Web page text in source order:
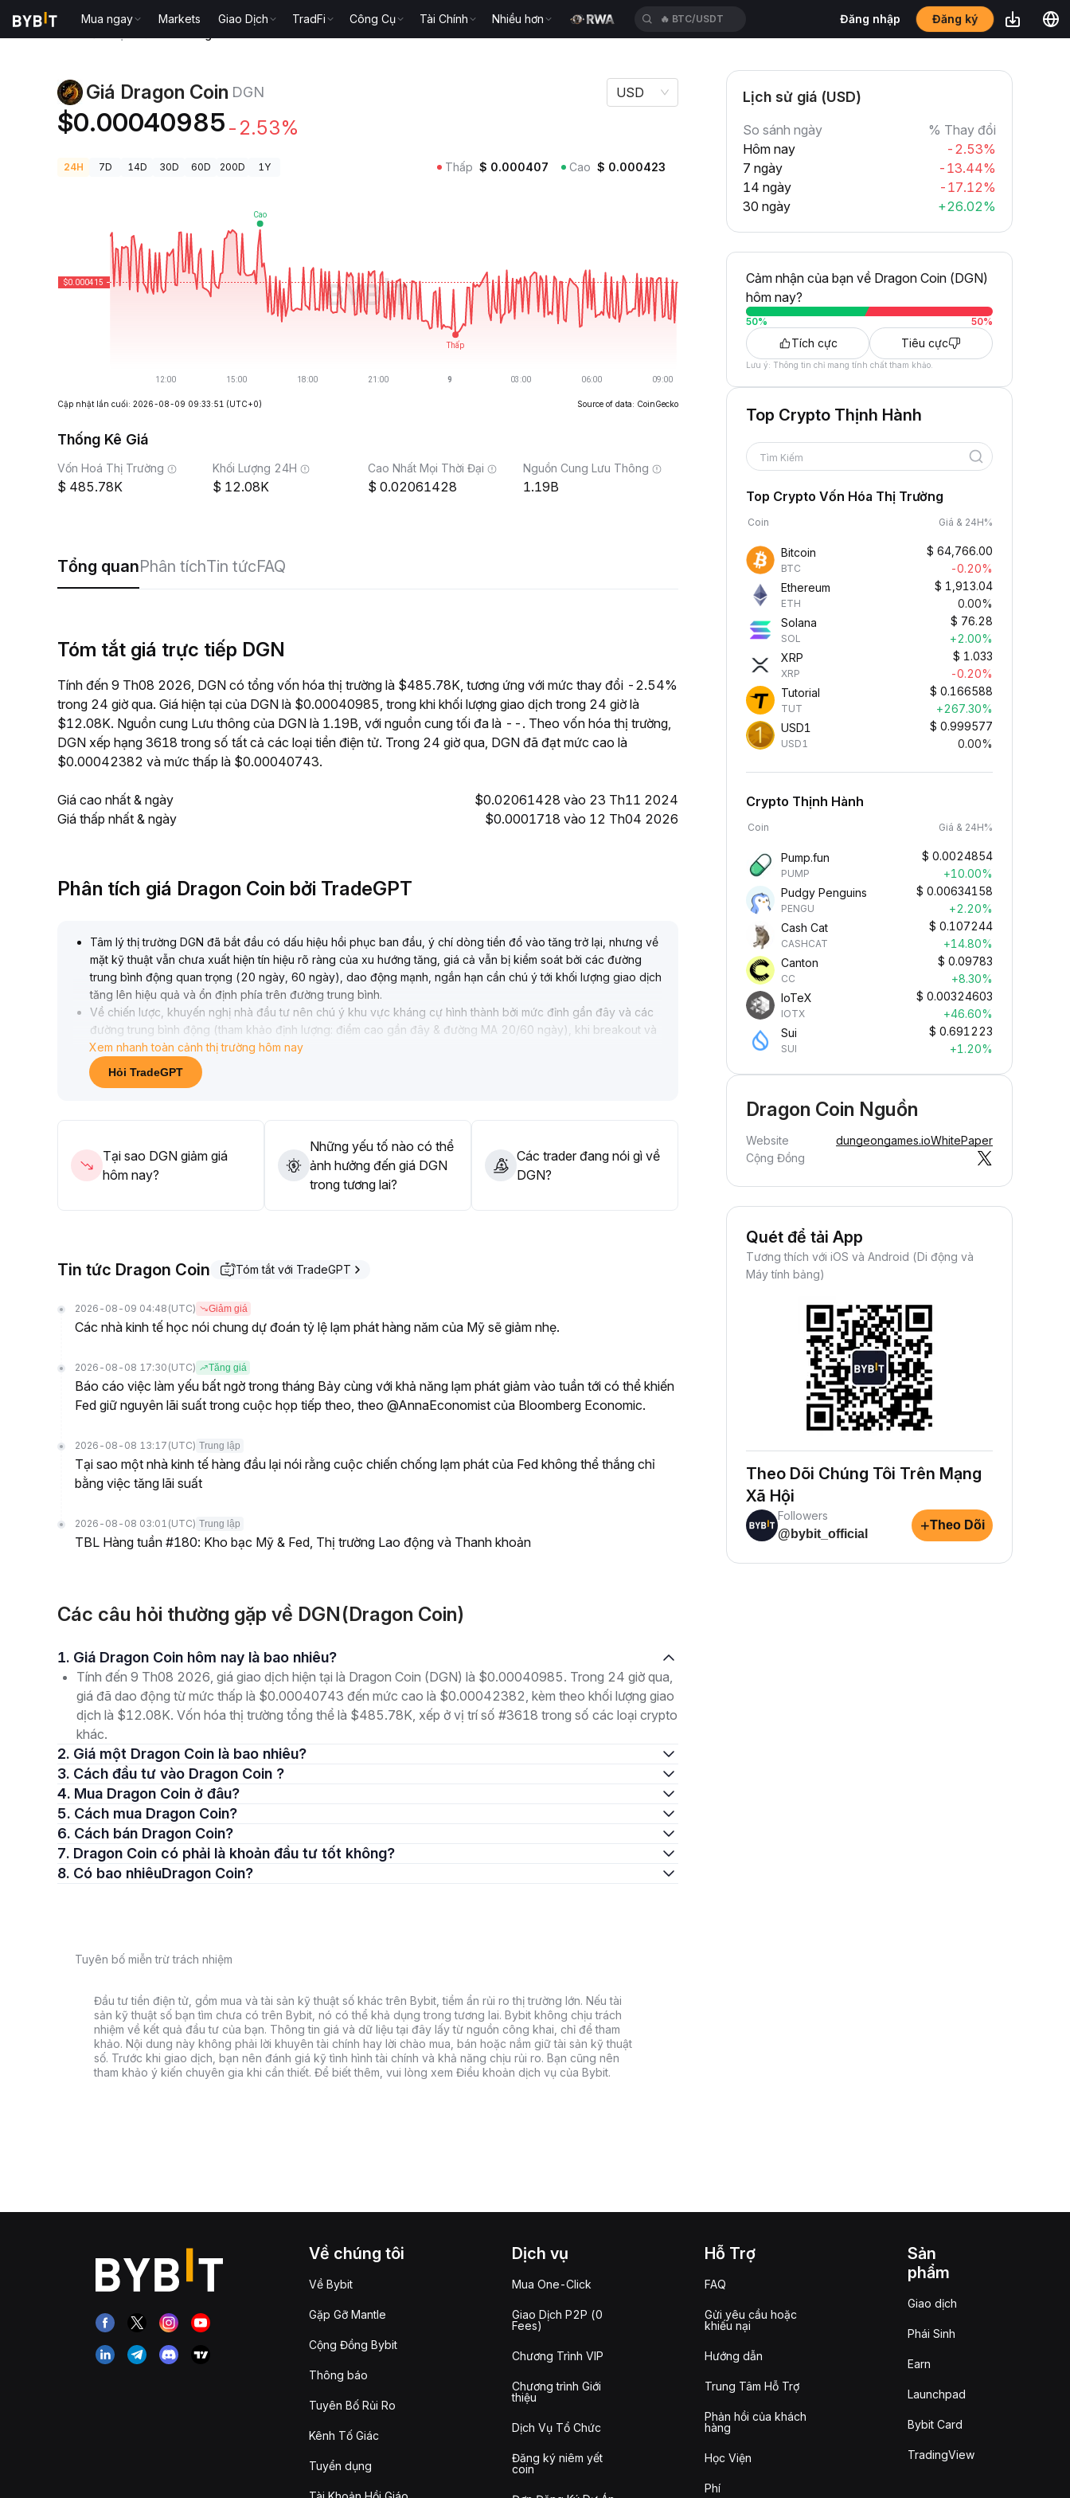
Mua ngay Markets Giao Dịch TradFi Công Cụ Tài Chính Nhiều hơn 🔥 BTC/USDT Đăng nhập Đăng ký
Giá Dragon Coin DGN
$0.00040985 -2.53%
USD
24H 7D 14D 30D 60D 200D 1Y Thấp $ 0.000407 Cao $ 0.000423
Cập nhật lần cuối: 2026-08-09 09:33:51 (UTC+0) Source of data: CoinGecko
Thống Kê Giá
Vốn Hoá Thị Trường
485.78K
Khối Lượng 24H
12.08K
Cao Nhất Mọi Thời Đại
0.02061428
Nguồn Cung Lưu Thông
1.19B
Tổng quanPhân tíchTin tứcFAQ
Tóm tắt giá trực tiếp DGN
Tính đến 9 Th08 2026, DGN có tổng vốn hóa thị trường là $485.78K, tương ứng với mức thay đổi -2.54%
trong 24 giờ qua. Giá hiện tại của DGN là $0.00040985, trong khi khối lượng giao dịch trong 24 giờ là
$12.08K. Nguồn cung Lưu thông của DGN là 1.19B, với nguồn cung tối đa là --. Theo vốn hóa thị trường,
DGN xếp hạng 3618 trong số tất cả các loại tiền điện tử. Trong 24 giờ qua, DGN đã đạt mức cao là
$0.00042382 và mức thấp là $0.00040743.
Giá cao nhất & ngày
$0.02061428 vào 23 Th11 2024
Giá thấp nhất & ngày
$0.0001718 vào 12 Th04 2026
Phân tích giá Dragon Coin bởi TradeGPT
Tâm lý thị trường DGN đã bắt đầu có dấu hiệu hồi phục ban đầu, ý chí dòng tiền đổ vào tăng trở lại, nhưng về
mặt kỹ thuật vẫn chưa xuất hiện tín hiệu rõ ràng của xu hướng tăng, giá cả vẫn bị kiểm soát bởi các đường
trung bình động quan trọng (20 ngày, 60 ngày), dao động mạnh, ngắn hạn cần chú ý tới khối lượng giao dịch
tăng lên hiệu quả và ổn định phía trên đường trung bình.
Về chiến lược, khuyến nghị nhà đầu tư nên chú ý khu vực kháng cự hình thành bởi mức đỉnh gần đây và các
đường trung bình động (tham khảo định lượng: điểm cao gần đây & đường MA 20/60 ngày), khi breakout và
ổn định phía trên có thể coi là xác nhận xu hướng tăng, nên phân bổ tăng dần; nếu nhiều lần bị cản và khối
lượng giao dịch giảm, phải cảnh giác với việc quay lại kiểm tra các mức hỗ trợ bên dưới, trước khi có breakout
hiệu quả thì nên lấy phòng ngự làm chủ, kiểm soát tỷ lệ nắm giữ, đặt cắt lỗ nghiêm ngặt
Xem nhanh toàn cảnh thị trường hôm nay
Hỏi TradeGPT
Tại sao DGN giảm giá
hôm nay?
Những yếu tố nào có thể
ảnh hưởng đến giá DGN
trong tương lai?
Các trader đang nói gì về
DGN?
Tin tức Dragon Coin Tóm tắt với TradeGPT
2026-08-09 04:48 (UTC) Giảm giá
Các nhà kinh tế học nói chung dự đoán tỷ lệ lạm phát hàng năm của Mỹ sẽ giảm nhẹ.
2026-08-08 17:30 (UTC) Tăng giá
Báo cáo việc làm yếu bất ngờ trong tháng Bảy cùng với khả năng lạm phát giảm vào tuần tới có thể khiến
Fed giữ nguyên lãi suất trong cuộc họp tiếp theo, theo @AnnaEconomist của Bloomberg Economic.
2026-08-08 13:17 (UTC) Trung lập
Tại sao một nhà kinh tế hàng đầu lại nói rằng cuộc chiến chống lạm phát của Fed không thể thắng chỉ
bằng việc tăng lãi suất
2026-08-08 03:01 (UTC) Trung lập
TBL Hàng tuần #180: Kho bạc Mỹ & Fed, Thị trường Lao động và Thanh khoản
Các câu hỏi thường gặp về DGN(Dragon Coin)
1. Giá Dragon Coin hôm nay là bao nhiêu?
Tính đến 9 Th08 2026, giá giao dịch hiện tại là Dragon Coin (DGN) là $0.00040985. Trong 24 giờ qua,
giá đã dao động từ mức thấp là $0.00040743 đến mức cao là $0.00042382, kèm theo khối lượng giao
dịch là $12.08K. Vốn hóa thị trường tổng thể là $485.78K, xếp ở vị trí số #3618 trong số các loại crypto
khác.
2. Giá một Dragon Coin là bao nhiêu?
3. Cách đầu tư vào Dragon Coin ?
4. Mua Dragon Coin ở đâu?
5. Cách mua Dragon Coin?
6. Cách bán Dragon Coin?
7. Dragon Coin có phải là khoản đầu tư tốt không?
8. Có bao nhiêuDragon Coin?
Tuyên bố miễn trừ trách nhiệm
Đầu tư tiền điện tử, gồm mua và tài sản kỹ thuật số khác trên Bybit, tiềm ẩn rủi ro thị trường lớn. Nếu tài
sản kỹ thuật số bạn tìm chưa có trên Bybit, nó có thể khả dụng trong tương lai. Bybit không chịu trách
nhiệm về kết quả đầu tư của bạn. Thông tin giá và dữ liệu tại đây lấy từ nguồn công khai, chỉ để tham
khảo. Nội dung này không phải lời khuyên tài chính hay lời chào mua, bán hoặc nắm giữ tài sản kỹ thuật
số. Trước khi giao dịch, bạn nên đánh giá kỹ tình hình tài chính và khả năng chịu rủi ro. Bạn cũng nên
tham khảo ý kiến chuyên gia khi cần thiết. Để biết thêm, vui lòng xem Điều khoản dịch vụ của Bybit.
Lịch sử giá (USD)
So sánh ngày
% Thay đổi
Hôm nay
-2.53%
7 ngày
-13.44%
14 ngày
-17.12%
30 ngày
+26.02%
Cảm nhận của bạn về Dragon Coin (DGN)
hôm nay?
50% 50%
Tích cực Tiêu cực
Lưu ý: Thông tin chỉ mang tính chất tham khảo.
Top Crypto Thịnh Hành
Tìm Kiếm
Top Crypto Vốn Hóa Thị Trường
Coin Giá & 24H%
Bitcoin
BTC
$ 64,766.00
-0.20%
Ethereum
ETH
$ 1,913.04
0.00%
Solana
SOL
$ 76.28
+2.00%
XRP
XRP
$ 1.033
-0.20%
Tutorial
TUT
$ 0.166588
+267.30%
USD1
USD1
$ 0.999577
0.00%
Crypto Thịnh Hành
Coin Giá & 24H%
Pump.fun
PUMP
$ 0.0024854
+10.00%
Pudgy Penguins
PENGU
$ 0.00634158
+2.20%
Cash Cat
CASHCAT
$ 0.107244
+14.80%
Canton
CC
$ 0.09783
+8.30%
IoTeX
IOTX
$ 0.00324603
+46.60%
Sui
SUI
$ 0.691223
+1.20%
Dragon Coin Nguồn
Website dungeongames.ioWhitePaper
Cộng Đồng
Quét để tải App
Tương thích với iOS và Android (Di động và
Máy tính bảng)
Theo Dõi Chúng Tôi Trên Mạng
Xã Hội
Followers
@bybit_official
+Theo Dõi
Về chúng tôi
Về Bybit
Gặp Gỡ Mantle
Cộng Đồng Bybit
Thông báo
Tuyên Bố Rủi Ro
Kênh Tố Giác
Tuyển dụng
Dịch vụ
Mua One-Click
Giao Dịch P2P (0
Fees)
Chương Trình VIP
Chương trình Giới
thiệu
Dịch Vụ Tổ Chức
Đăng ký niêm yết
coin
Hỗ Trợ
FAQ
Gửi yêu cầu hoặc
khiếu nại
Hướng dẫn
Trung Tâm Hỗ Trợ
Phản hồi của khách
hàng
Học Viện
Phí
Sản
phẩm
Giao dịch
Phái Sinh
Earn
Launchpad
Bybit Card
TradingView